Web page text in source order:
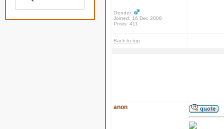
Gender:
Joined: 16 Dec 2008
Posts: 411
Back to top
anon